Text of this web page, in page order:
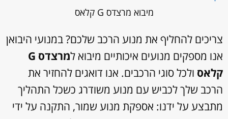
מיבוא מרצדס G קלאס
צריכים להחליף את מנוע הרכב שלכם? במנועי היבואן
אנו מספקים מנועים איכותיים מיבוא ל
מרצדס G
קלאס ולכל סוגי הרכבים. אנו דואגים להחזיר את
הרכב שלך לכביש עם מנוע משודרג כשכל התהליך
מתבצע על ידנו: אספקת מנוע שמור, התקנה על ידי